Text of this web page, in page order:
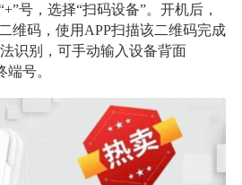
号，选择“扫码设备”。开机后，
维码，使用APP扫描该二维码完成
识别，可手动输入设备背面
端号。